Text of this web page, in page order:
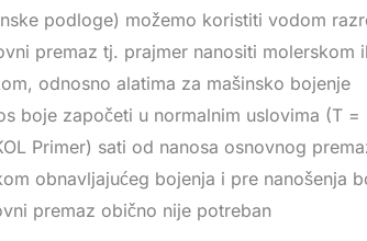
podloge) možemo koristiti vodom
premaz tj. prajmer nanositi
odnosno alatima za mašinsko bojenje
boje započeti u normalnim uslovima (T
Primer) sati od nanosa osnovnog
obnavljajućeg bojenja i pre nanošenja
premaz obično nije potreban